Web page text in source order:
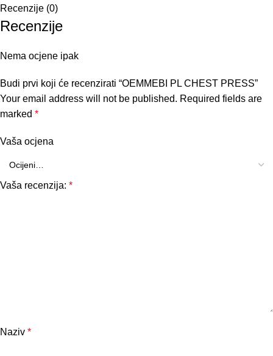
Recenzije (0)
Recenzije
Nema ocjene ipak
Budi prvi koji će recenzirati “OEMMEBI PL CHEST PRESS”
Your email address will not be published. Required fields are
marked *
Vaša ocjena
Vaša recenzija: *
Naziv *